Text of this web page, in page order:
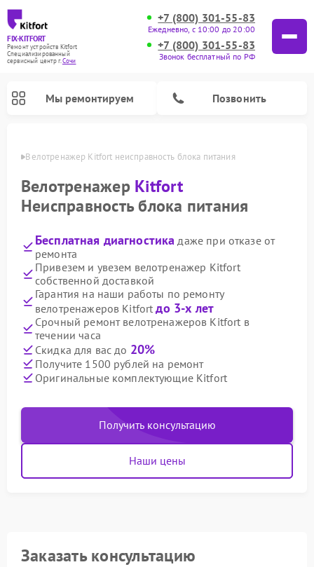
FIX-KITFORT
Ремонт устройств Kitfort
Специализированный
cервисный центр г.Сочи
+7 (800) 301-55-83
Ежедневно, с 10:00 до 20:00
+7 (800) 301-55-83
Звонок бесплатный по РФ
Мы ремонтируем Позвонить
Велотренажер Kitfort неисправность блока питания
Велотренажер Kitfort
Неисправность блока питания
Бесплатная диагностика даже при отказе от
ремонта
Привезем и увезем велотренажер Kitfort
собственной доставкой
Гарантия на наши работы по ремонту
велотренажеров Kitfortдо 3-х лет
Срочный ремонт велотренажеров Kitfort в
течении часа
Скидка для вас до 20%
Получите 1500 рублей на ремонт
Оригинальные комплектующие Kitfort
Получить консультацию
Наши цены
Заказать консультацию